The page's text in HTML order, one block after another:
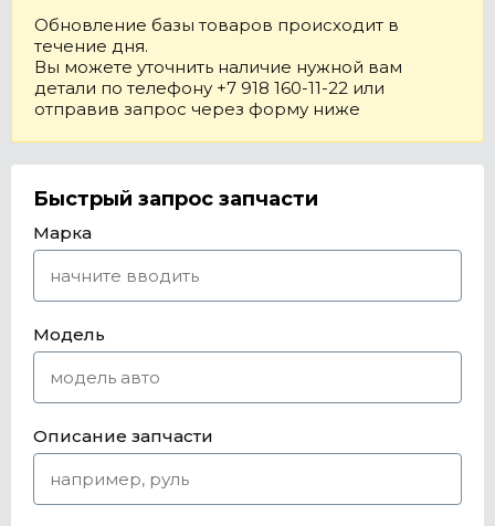
Обновление базы товаров происходит в
течение дня.
Вы можете уточнить наличие нужной вам
детали по телефону +7 918 160-11-22 или
отправив запрос через форму ниже
Быстрый запрос запчасти
Марка
Модель
Описание запчасти